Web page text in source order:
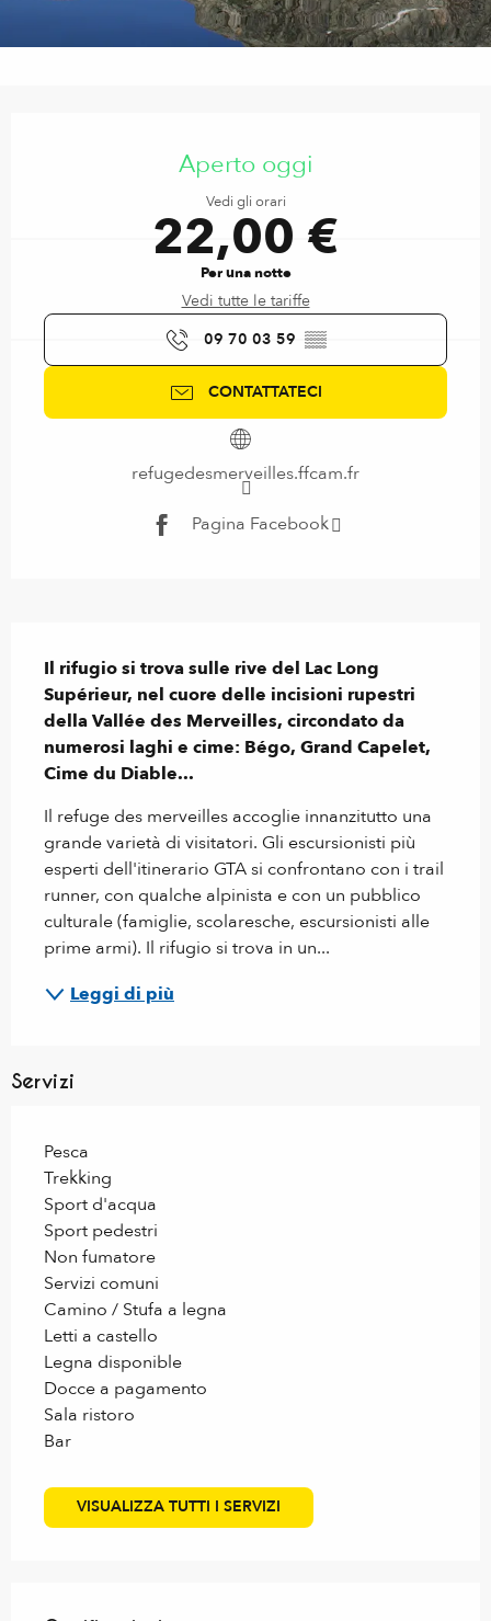
Aperto oggi
Vedi gli orari
22,00 €
Per una notte
Vedi tutte le tariffe
09 70 03 59 ▒▒
CONTATTATECI
refugedesmerveilles.ffcam.fr
Pagina Facebook
Il rifugio si trova sulle rive del Lac Long
Supérieur, nel cuore delle incisioni rupestri
della Vallée des Merveilles, circondato da
numerosi laghi e cime: Bégo, Grand Capelet,
Cime du Diable...
Il refuge des merveilles accoglie innanzitutto una
grande varietà di visitatori. Gli escursionisti più
esperti dell'itinerario GTA si confrontano con i trail
runner, con qualche alpinista e con un pubblico
culturale (famiglie, scolaresche, escursionisti alle
prime armi). Il rifugio si trova in un...
Leggi di più
Servizi
Pesca
Trekking
Sport d'acqua
Sport pedestri
Non fumatore
Servizi comuni
Camino / Stufa a legna
Letti a castello
Legna disponible
Docce a pagamento
Sala ristoro
Bar
VISUALIZZA TUTTI I SERVIZI